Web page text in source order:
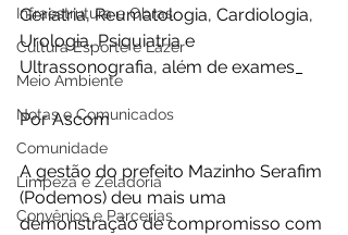
Infraestrutura e Obras
Cultura Esporte e Lazer
Meio Ambiente
Notas e Comunicados
Comunidade
Limpeza e Zeladoria
Convênios e Parcerias
Geriatria, Reumatologia, Cardiologia,
Urologia, Psiquiatria e
Ultrassonografia, além de exames_
Por Ascom
A gestão do prefeito Mazinho Serafim
(Podemos) deu mais uma
demonstração de compromisso com